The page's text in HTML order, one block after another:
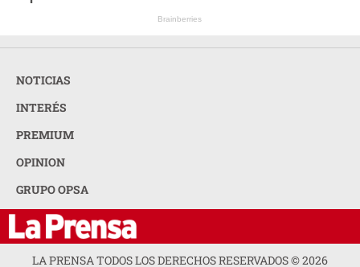
Brainberries
NOTICIAS
INTERÉS
PREMIUM
OPINION
GRUPO OPSA
LA PRENSA TODOS LOS DERECHOS RESERVADOS ©2026